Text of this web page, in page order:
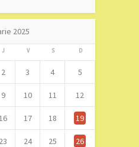
2025
J V S D
2 3 4 5
9 10 11 12
17 18 19
23 24 25 26